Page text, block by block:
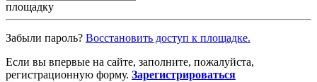
площадку
Забыли пароль? Восcтановить доступ к площадке.
Если вы впервые на сайте, заполните, пожалуйста,
регистрационную форму. Зарегистрироваться